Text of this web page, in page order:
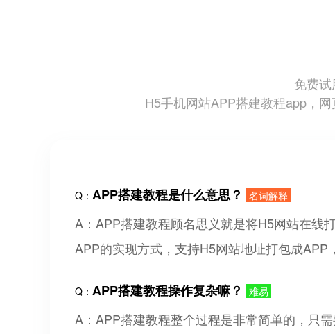
免费
H5手机网站APP搭建教程app，
Q： APP搭建教程是什么意思？ 名词解释
A：APP搭建教程顾名思义就是将H5网站在线
APP的实现方式，支持H5网站地址打包成APP
Q： APP搭建教程操作复杂嘛？ 难易
A：APP搭建教程整个过程是非常简单的，只